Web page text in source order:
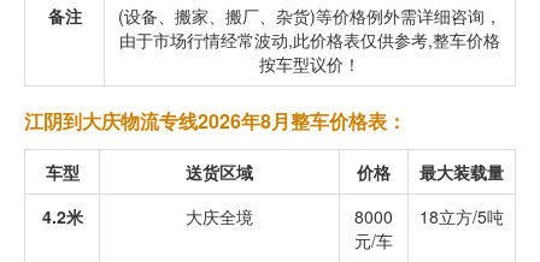
备注
(设备、搬家、搬厂、杂货)等价格例外需详细咨询，
由于市场行情经常波动,此价格表仅供参考,整车价格
按车型议价！
江阴到大庆物流专线2026年8月整车价格表：
车型 送货区域 价格
最大装载量
4.2米
大庆全境
8000
元/车
18立方/5吨